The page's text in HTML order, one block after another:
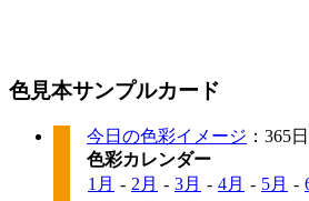
色見本サンプルカード
今日の色彩イメージ ：365
色彩カレンダー
1月 - 2月 - 3月 - 4月 - 5月 -